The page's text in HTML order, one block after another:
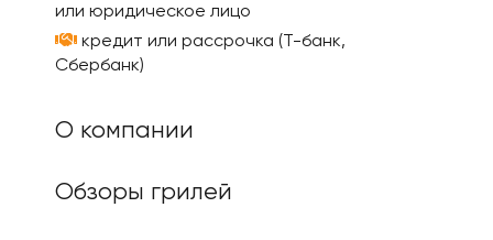
или юридическое лицо
кредит или рассрочка (Т-банк,
Сбербанк)
О компании
Обзоры грилей